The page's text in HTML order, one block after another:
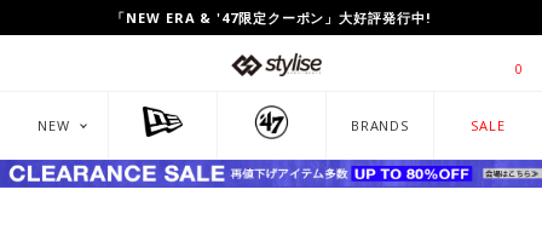
UP TO 80%OFF!「CLEARANCE SALE」開催中!
0
NEW BRANDS SALE